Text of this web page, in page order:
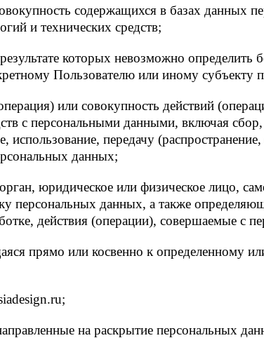
содержащихся в базах данных
и технических средств;
которых невозможно определить
Пользователю или иному субъекту
или совокупность действий
с персональными данными, включая
передачу
данных;
юридическое или физическое лицо,
данных, а также
действия (операции), совершаемые с
прямо или косвенно к определенному
на раскрытие персональных